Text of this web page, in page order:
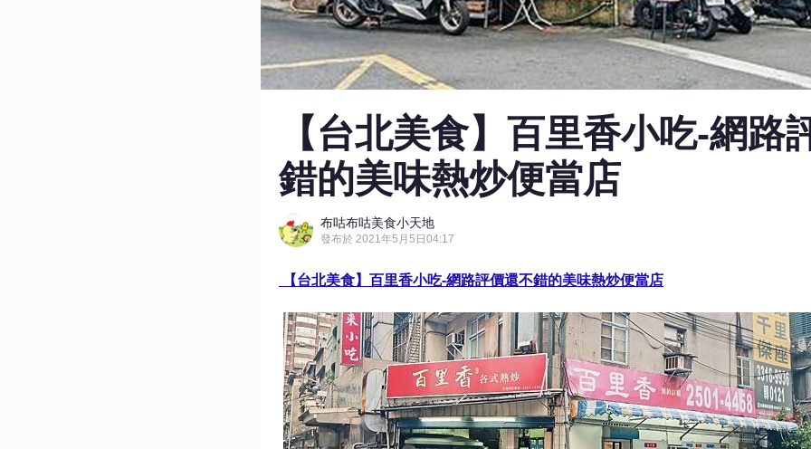
【台北美食】百里香小吃-網路
錯的美味熱炒便當店
布咕布咕美食小天地
發布於 2021年5月5日04:17
【台北美食】百里香小吃-網路評價還不錯的美味熱炒便當店